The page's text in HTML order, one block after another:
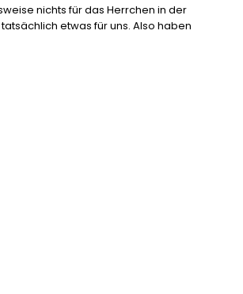
nichts für das Herrchen in der
etwas für uns. Also haben